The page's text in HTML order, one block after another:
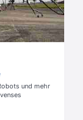
und mehr